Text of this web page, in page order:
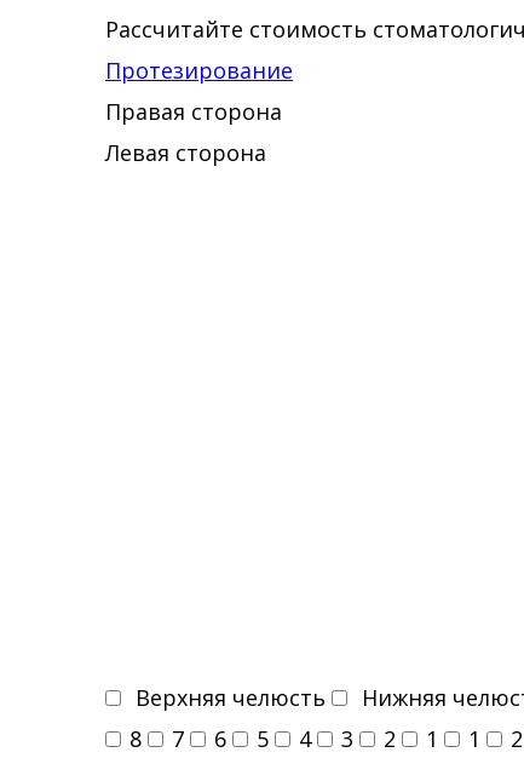
Рассчитайте стоимость
Протезирование
Правая сторона
Левая сторона
Верхняя челюсть
Нижняя
8
7 6 5 4 3 2 1 1 2